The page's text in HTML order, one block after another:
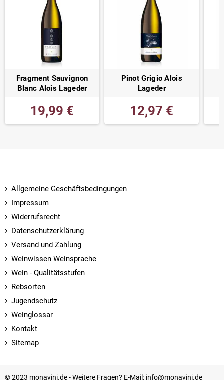
Fragment Sauvignon
Blanc Alois Lageder
19,99 €
Pinot Grigio Alois
Lageder
12,97 €
Allgemeine Geschäftsbedingungen
Impressum
Widerrufsrecht
Datenschutzerklärung
Versand und Zahlung
Weinwissen Weinsprache
Wein - Qualitätsstufen
Rebsorten
Jugendschutz
Weinglossar
Kontakt
Sitemap
© 2023 monavini.de - Weitere Fragen? E-Mail: info@monavini.de